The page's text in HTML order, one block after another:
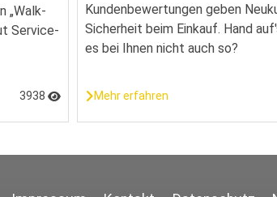
„Walk-
Service-
3938
Kundenbewertungen geben
Sicherheit beim Einkauf. Hand
es bei Ihnen nicht auch so?
Mehr erfahren